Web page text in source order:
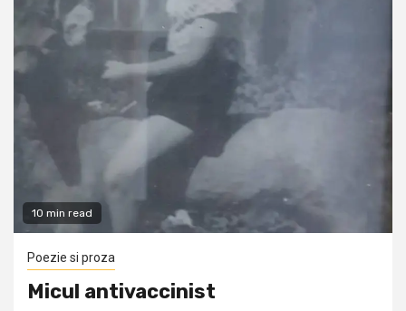
10 min read
Poezie si proza
Micul antivaccinist